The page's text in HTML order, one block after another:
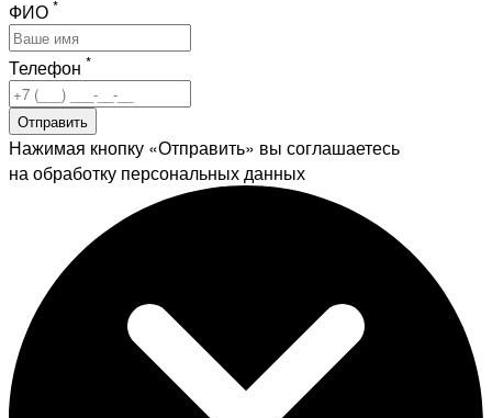
ФИО *
Телефон *
Отправить
Нажимая кнопку «Отправить» вы соглашаетесь
на обработку персональных данных